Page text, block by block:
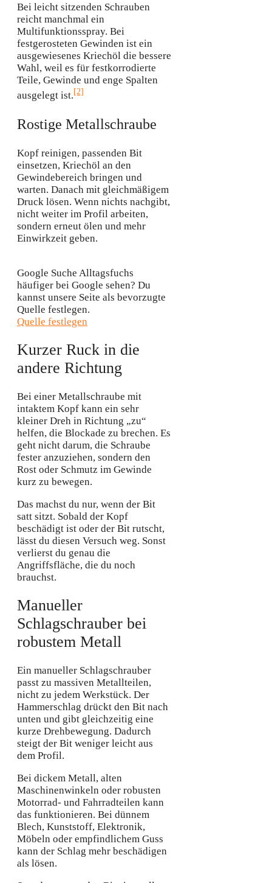
Bei leicht sitzenden Schrauben
reicht manchmal ein
Multifunktionsspray. Bei
festgerosteten Gewinden ist ein
ausgewiesenes Kriechöl die bessere
Wahl, weil es für festkorrodierte
Teile, Gewinde und enge Spalten
ausgelegt ist.[2]
Rostige Metallschraube
Kopf reinigen, passenden Bit
einsetzen, Kriechöl an den
Gewindebereich bringen und
warten. Danach mit gleichmäßigem
Druck lösen. Wenn nichts nachgibt,
nicht weiter im Profil arbeiten,
sondern erneut ölen und mehr
Einwirkzeit geben.
Google Suche Alltagsfuchs
häufiger bei Google sehen? Du
kannst unsere Seite als bevorzugte
Quelle festlegen.
Quelle festlegen
Kurzer Ruck in die
andere Richtung
Bei einer Metallschraube mit
intaktem Kopf kann ein sehr
kleiner Dreh in Richtung „zu“
helfen, die Blockade zu brechen. Es
geht nicht darum, die Schraube
fester anzuziehen, sondern den
Rost oder Schmutz im Gewinde
kurz zu bewegen.
Das machst du nur, wenn der Bit
satt sitzt. Sobald der Kopf
beschädigt ist oder der Bit rutscht,
lässt du diesen Versuch weg. Sonst
verlierst du genau die
Angriffsfläche, die du noch
brauchst.
Manueller
Schlagschrauber bei
robustem Metall
Ein manueller Schlagschrauber
passt zu massiven Metallteilen,
nicht zu jedem Werkstück. Der
Hammerschlag drückt den Bit nach
unten und gibt gleichzeitig eine
kurze Drehbewegung. Dadurch
steigt der Bit weniger leicht aus
dem Profil.
Bei dickem Metall, alten
Maschinenwinkeln oder robusten
Motorrad- und Fahrradteilen kann
das funktionieren. Bei dünnem
Blech, Kunststoff, Elektronik,
Möbeln oder empfindlichem Guss
kann der Schlag mehr beschädigen
als lösen.